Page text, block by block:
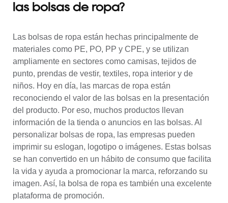
las bolsas de ropa?
Las bolsas de ropa están hechas principalmente de
materiales como PE, PO, PP y CPE, y se utilizan
ampliamente en sectores como camisas, tejidos de
punto, prendas de vestir, textiles, ropa interior y de
niños. Hoy en día, las marcas de ropa están
reconociendo el valor de las bolsas en la presentación
del producto. Por eso, muchos productos llevan
información de la tienda o anuncios en las bolsas. Al
personalizar bolsas de ropa, las empresas pueden
imprimir su eslogan, logotipo o imágenes. Estas bolsas
se han convertido en un hábito de consumo que facilita
la vida y ayuda a promocionar la marca, reforzando su
imagen. Así, la bolsa de ropa es también una excelente
plataforma de promoción.